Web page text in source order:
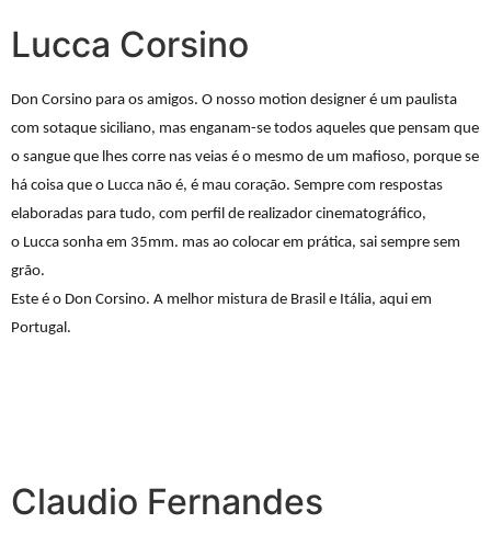
Lucca Corsino
Don Corsino para os amigos. O nosso motion designer é um paulista
com sotaque siciliano, mas enganam-se todos aqueles que pensam que
o sangue que lhes corre nas veias é o mesmo de um mafioso, porque se
há coisa que o Lucca não é, é mau coração. Sempre com respostas
elaboradas para tudo, com perfil de realizador cinematográfico,
o Lucca sonha em 35mm. mas ao colocar em prática, sai sempre sem
grão.
Este é o Don Corsino. A melhor mistura de Brasil e Itália, aqui em
Portugal.
Claudio Fernandes